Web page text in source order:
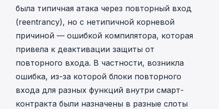
была типичная атака через повторный вход
(reentrancy), но с нетипичной корневой
причиной — ошибкой компилятора, которая
привела к деактивации защиты от
повторного входа. В частности, возникла
ошибка, из-за которой блоки повторного
входа для разных функций внутри смарт-
контракта были назначены в разные слоты